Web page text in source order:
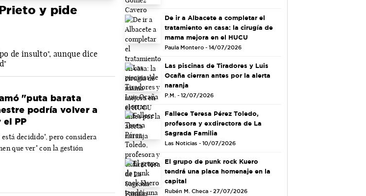
y pide
de insulto", aunque dice
"puta barata
podría volver a
PP
decidido", pero considera
que ver" con la gestión
De ir a Albacete a completar el
tratamiento en casa: la cirugía de
mama mejora en el HUCU
Paula Montero - 14/07/2026
Las piscinas de Tiradores y Luis
Ocaña cierran antes por la alerta
naranja
P.M. - 12/07/2026
Fallece Teresa Pérez Toledo,
profesora y exdirectora de La
Sagrada Familia
Las Noticias - 10/07/2026
El grupo de punk rock Kuero
tendrá una placa homenaje en la
capital
Rubén M. Checa - 27/07/2026